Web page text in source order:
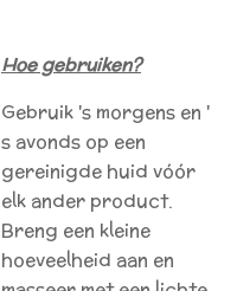
Hoe gebruiken?
Gebruik 's morgens en '
s avonds op een
gereinigde huid vóór
elk ander product.
Breng een kleine
hoeveelheid aan en